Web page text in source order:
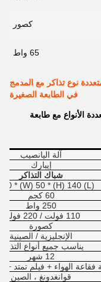
كصور
65 واط
نوع تذاكر مع المدمج
في الطابعة الصغيرة
الأنواع مع طابعة
آلة اليانصيب
إيبارك
شباك التذاكر
(L) 50 * (W) 50 * (H) 140 سم
60 كجم
250 واط
110 فولت / 220 فولت
كصورة
الإنجليزية / الصينية
يناسب جميع أنواع
12 شهر
فقاعة الهواء + فيلم تمتد
قوانغدونغ ، الصين